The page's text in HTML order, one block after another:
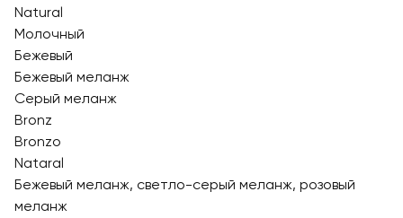
Natural
Молочный
Бежевый
Бежевый меланж
Серый меланж
Bronz
Bronzo
Nataral
Бежевый меланж, светло-серый меланж, розовый
меланж